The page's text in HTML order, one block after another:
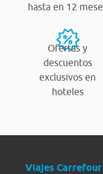
hasta en 12
Ofertas y
descuentos
exclusivos en
hoteles
Viajes Carrefour